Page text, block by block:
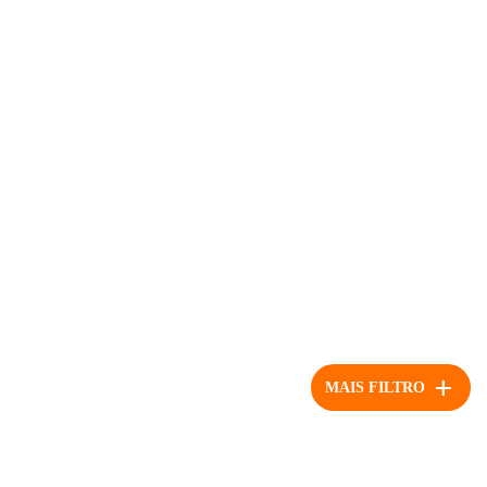
MAIS FILTRO add